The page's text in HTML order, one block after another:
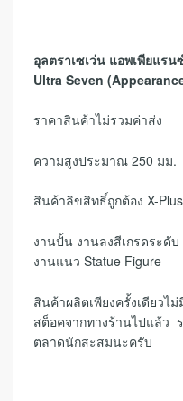
อุลตราเซเว่น แอพเพียแร
Ultra Seven
ราคาสินค้าไม่รวมค่าส่ง
ความสูงประมาณ 250 มม.
สินค้าลิขสิทธิ์ถูกต้อง X-
งานปั้น งานลงสีเกรดระดั
งานแนว Statue Figure
สินค้าผลิตเพียงครั้งเดียว
สต็อคจากทางร้านไปแล้ว
ตลาดนักสะสมนะครับ